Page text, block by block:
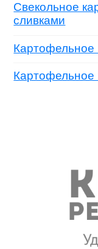
Свекольное
сливками
Картофельное